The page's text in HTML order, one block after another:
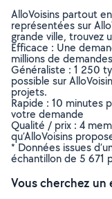
AlloVoisins partout
représentées sur
grande ville, trouvez
Efficace : Une
millions de
Généraliste : 1 250
possible sur
projets.
Rapide : 10 minutes
votre demande
Qualité / prix : 4
qu’AlloVoisins
* Données issues
échantillon de 5 671
Vous cherchez